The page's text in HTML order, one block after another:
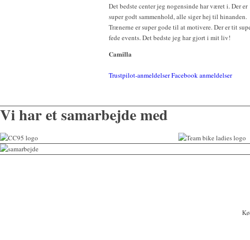
Det bedste center jeg nogensinde har været i. Der er
super godt sammenhold, alle siger hej til hinanden.
Trænerne er super gode til at motivere. Der er tit
fede events. Det bedste jeg har gjort i mit liv!
Camilla
Trustpilot-anmeldelserFacebook anmeldelser
Vi har et samarbejde med